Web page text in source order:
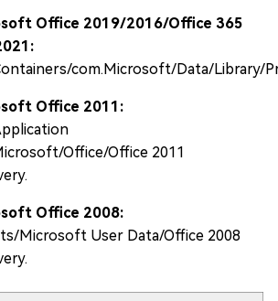
Office 2019/2016/Office 365
com.Microsoft/Data/Library/
Office 2011:
Office/Office 2011
Office 2008:
Microsoft User Data/Office 2008